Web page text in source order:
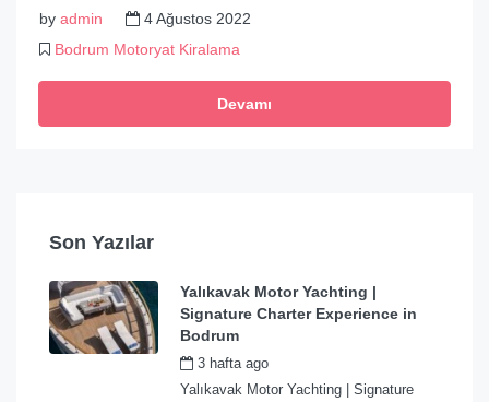
by admin
4 Ağustos 2022
Bodrum Motoryat Kiralama
Devamı
Son Yazılar
Yalıkavak Motor Yachting |
Signature Charter Experience in
Bodrum
3 hafta ago
Yalıkavak Motor Yachting | Signature